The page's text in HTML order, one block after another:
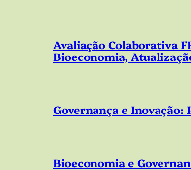
Avaliação Colaborativa
Bioeconomia,
Governança e
Bioeconomia e